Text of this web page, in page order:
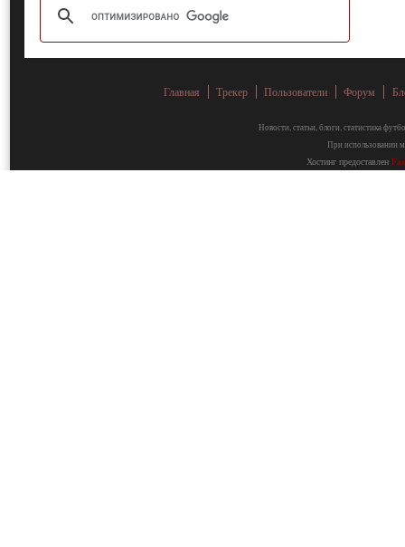
Главная Трекер Пользователи Форум
Новости, статьи, блоги, статистика
При использовании
Хостинг предоставлен